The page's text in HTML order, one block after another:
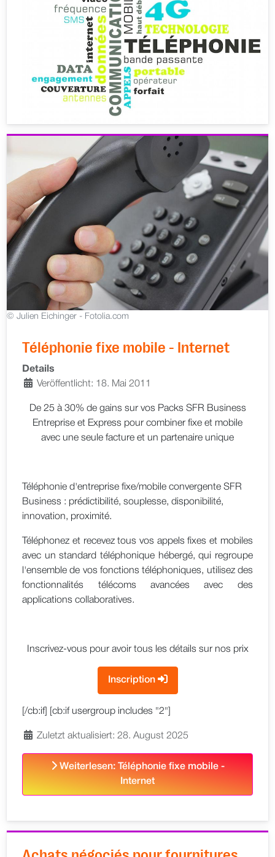
© Julien Eichinger - Fotolia.com
Téléphonie fixe mobile - Internet
Details
Veröffentlicht: 18. Mai 2011
De 25 à 30% de gains sur vos Packs SFR Business
Entreprise et Express pour combiner fixe et mobile
avec une seule facture et un partenaire unique
Téléphonie d'entreprise fixe/mobile convergente SFR
Business : prédictibilité, souplesse, disponibilité,
innovation, proximité.
Téléphonez et recevez tous vos appels fixes et mobiles
avec un standard téléphonique hébergé, qui regroupe
l'ensemble de vos fonctions téléphoniques, utilisez des
fonctionnalités télécoms avancées avec des
applications collaboratives.
Inscrivez-vous pour avoir tous les détails sur nos prix
Inscription
[/cb:if] [cb:if usergroup includes "2"]
Zuletzt aktualisiert: 28. August 2025
Weiterlesen: Téléphonie fixe mobile -
Internet